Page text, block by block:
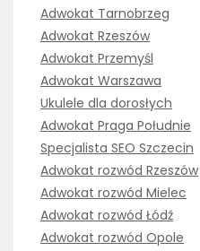
Adwokat Tarnobrzeg
Adwokat Rzeszów
Adwokat Przemyśl
Adwokat Warszawa
Ukulele dla dorosłych
Adwokat Praga Południe
Specjalista SEO Szczecin
Adwokat rozwód Rzeszów
Adwokat rozwód Mielec
Adwokat rozwód Łódź
Adwokat rozwód Opole